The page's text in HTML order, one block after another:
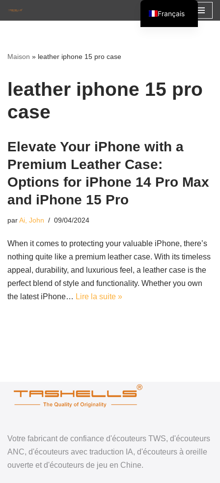
contenu
Maison » leather iphone 15 pro case
leather iphone 15 pro
case
Elevate Your iPhone with a
Premium Leather Case:
Options for iPhone 14 Pro Max
and iPhone 15 Pro
parAi, John 09/04/2024
When it comes to protecting your valuable iPhone, there’s
nothing quite like a premium leather case. With its timeless
appeal, durability, and luxurious feel, a leather case is the
perfect blend of style and functionality. Whether you own
the latest iPhone… Lire la suite »
Votre fabricant de confiance d'écouteurs TWS, d'écouteurs
ANC, d'écouteurs avec traduction IA, d'écouteurs à oreille
ouverte et d'écouteurs de jeu en Chine.
Français
English